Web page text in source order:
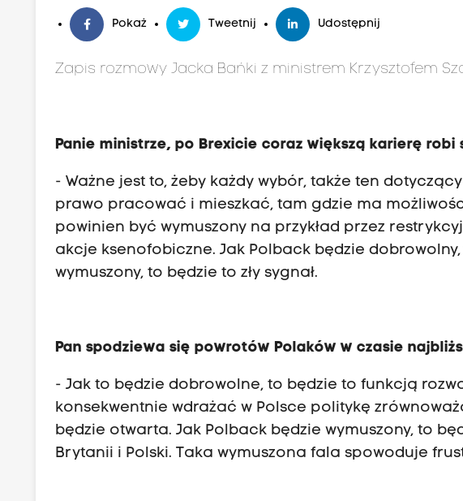
Pokaż Tweetnij Udostępnij
Zapis rozmowy Jacka Bańki z ministrem Krzysztofem
Panie ministrze, po Brexicie coraz większą karierę robi
- Ważne jest to, żeby każdy wybór, także ten
prawo pracować i mieszkać, tam gdzie ma
powinien być wymuszony na przykład przez
akcje ksenofobiczne. Jak Polback będzie
wymuszony, to będzie to zły sygnał.
Pan spodziewa się powrotów Polaków w czasie
- Jak to będzie dobrowolne, to będzie to funkcją
konsekwentnie wdrażać w Polsce politykę
będzie otwarta. Jak Polback będzie wymuszony, to
Brytanii i Polski. Taka wymuszona fala spowoduje